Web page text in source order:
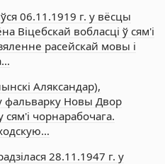
06.11.1919 г. у вёсцы
Віцебскай вобласці ў сям'і
расейскай мовы і
Аляксандар),
фальварку Новы Двор
чорнарабочага.
28.11.1947 г. у